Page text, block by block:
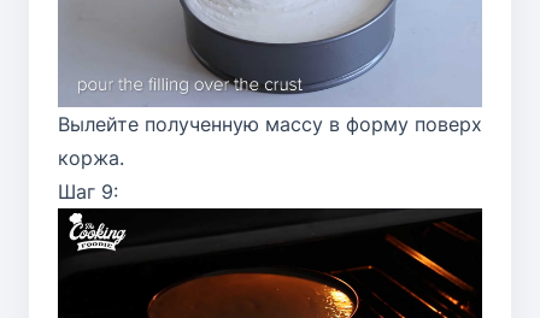
Вылейте полученную массу в форму поверх
коржа.
Шаг 9: